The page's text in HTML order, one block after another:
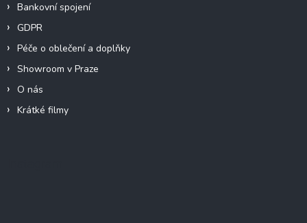
Bankovní spojení
GDPR
Péče o oblečení a doplňky
Showroom v Praze
O nás
Krátké filmy